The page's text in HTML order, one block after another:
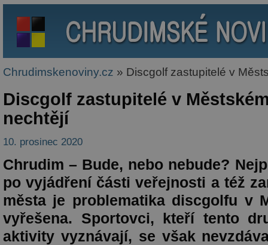
Chrudimskenoviny.cz » Discgolf zastupitelé v
Discgolf zastupitelé v
nechtějí
10. prosinec 2020
Chrudim – Bude, nebo nebude?
po vyjádření části veřejnosti a též
města je problematika discgolfu v
vyřešena. Sportovci, kteří tento
aktivity vyznávají, se však